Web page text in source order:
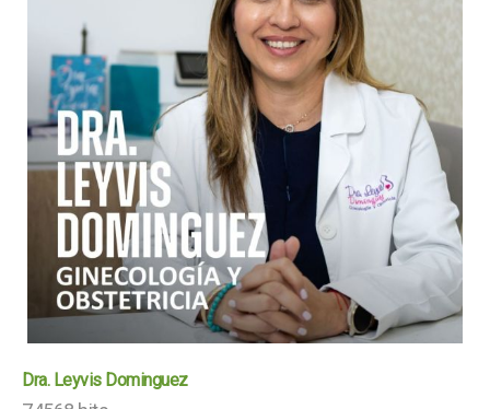
Dra. Leyvis Dominguez